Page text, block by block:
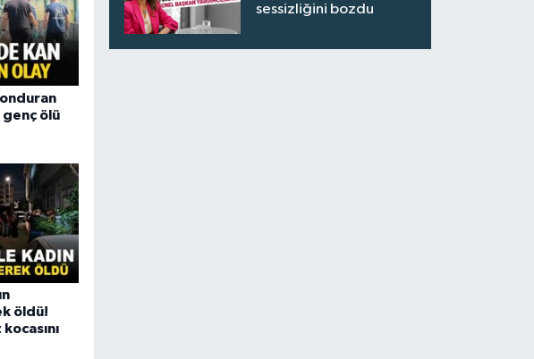
genç ölü
öldü!
sessizliğini bozdu